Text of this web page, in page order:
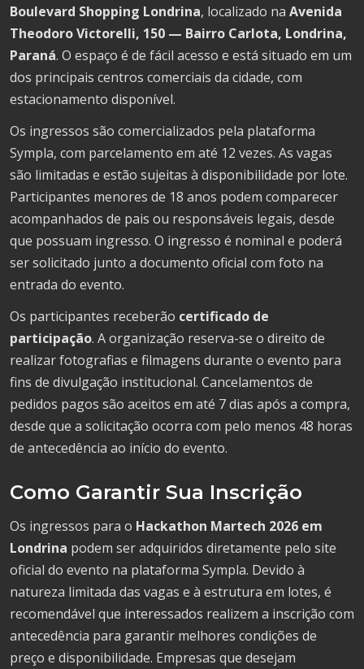
Boulevard Shopping Londrina, localizado na Avenida
Theodoro Victorelli, 150 — Bairro Carlota, Londrina,
Paraná. O espaço é de fácil acesso e está situado em um
dos principais centros comerciais da cidade, com
estacionamento disponível.
Os ingressos são comercializados pela plataforma
Sympla, com parcelamento em até 12 vezes. As vagas
são limitadas e estão sujeitas à disponibilidade por lote.
Participantes menores de 18 anos podem comparecer
acompanhados de pais ou responsáveis legais, desde
que possuam ingresso. O ingresso é nominal e poderá
ser solicitado junto a documento oficial com foto na
entrada do evento.
Os participantes receberão certificado de
participação. A organização reserva-se o direito de
realizar fotografias e filmagens durante o evento para
fins de divulgação institucional. Cancelamentos de
pedidos pagos são aceitos em até 7 dias após a compra,
desde que a solicitação ocorra com pelo menos 48 horas
de antecedência ao início do evento.
Como Garantir Sua Inscrição
Os ingressos para o Hackathon Martech 2026 em
Londrina podem ser adquiridos diretamente pelo site
oficial do evento na plataforma Sympla. Devido à
natureza limitada das vagas e à estrutura em lotes, é
recomendável que interessados realizem a inscrição com
antecedência para garantir melhores condições de
preço e disponibilidade. Empresas que desejam